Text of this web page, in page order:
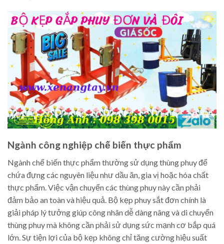
Ngành công nghiệp chế biến thực phẩm
Ngành chế biến thực phẩm thường sử dụng thùng phuy để
chứa đựng các nguyên liệu như dầu ăn, gia vị hoặc hóa chất
thực phẩm. Việc vận chuyển các thùng phuy này cần phải
đảm bảo an toàn và hiệu quả. Bộ kẹp phuy sắt đơn chính là
giải pháp lý tưởng giúp công nhân dễ dàng nâng và di chuyển
thùng phuy mà không cần phải sử dụng sức mạnh cơ bắp quá
lớn. Sự tiện lợi của bộ kẹp không chỉ tăng cường hiệu suất